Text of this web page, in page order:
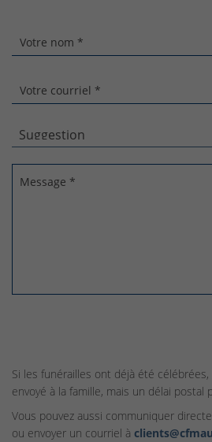
Votre nom *
Votre courriel *
Message *
Si les funérailles ont déjà été
envoyé à la famille, mais un délai postal
Vous pouvez aussi communiquer
ou envoyer un courriel à